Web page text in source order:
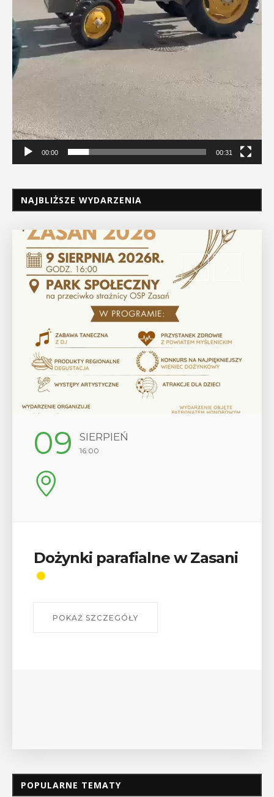
00:00 00:31
NAJBLIŻSZE WYDARZENIA
12 SIERPIEŃ
17:00
Wykład „Jak zdobyć
odznaki na myślenickich
W środę 12 sierpnia o godz. 17 w Miejskiej
POPULARNE TEMATY